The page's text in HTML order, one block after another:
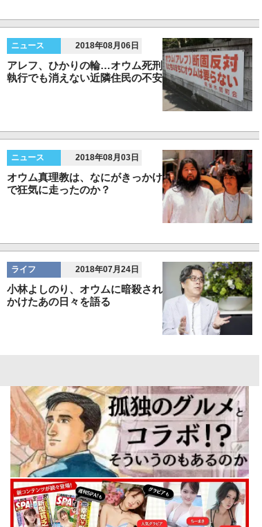
ニュース 2018年08月06日
アレフ、ひかりの輪…オウム死刑
執行でも消えない近隣住民の不安
ニュース 2018年08月03日
オウム真理教は、なにがきっかけ
で狂気に走ったのか？
ライフ 2018年07月24日
小林よしのり、オウムに暗殺され
かけたあの日々を語る